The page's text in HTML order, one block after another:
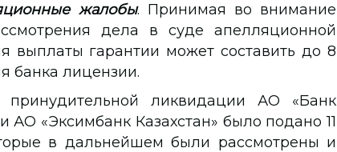
жалобы. Принимая во внимание
дела в суде апелляционной
выплаты гарантии может составить до 8
банка лицензии.
ликвидации АО «Банк
АО «Эксимбанк Казахстан» было подано 11
в дальнейшем были рассмотрены и